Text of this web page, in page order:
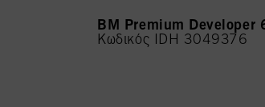
BM Premium
Κωδικός IDH 3049376